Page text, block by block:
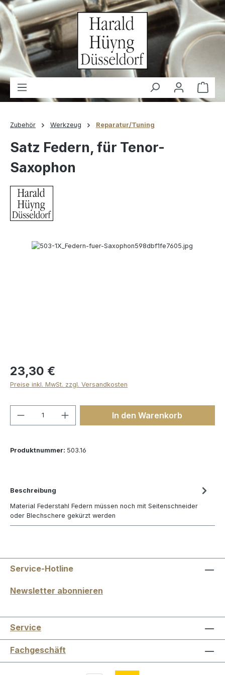
springen
Zubehör Werkzeug Reparatur/Tuning
Satz Federn, für Tenor-
Saxophon
Bildergalerie überspringen
23,30 €
Preise inkl. MwSt. zzgl. Versandkosten
Produkt Anzahl: Gib denIn den Warenkorb
Produktnummer: 503.16
Beschreibung
Material Federstahl Federn müssen noch mit Seitenschneider
oder Blechschere gekürzt werden
Service-Hotline
Newsletter abonnieren
Service
Fachgeschäft